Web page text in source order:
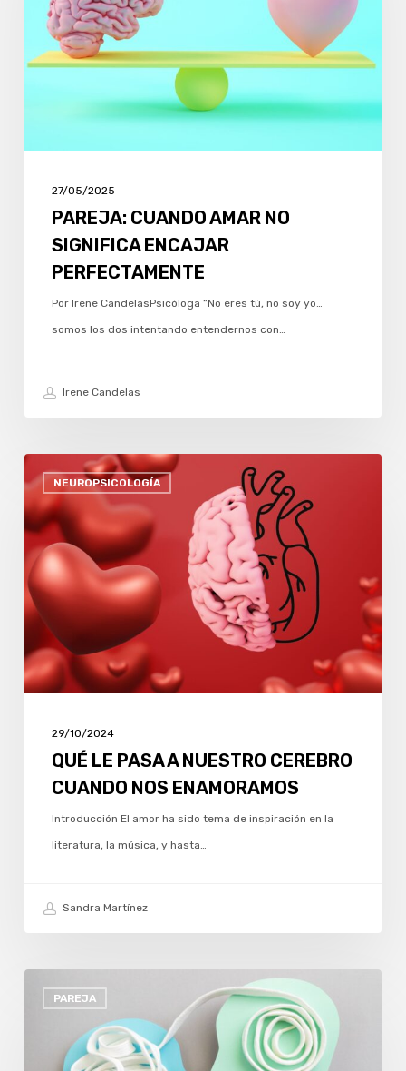
SIGNIFICA
ENCAJAR
27/05/2025
PAREJA: CUANDO AMAR NO
SIGNIFICA ENCAJAR
PERFECTAMENTE
Por Irene CandelasPsicóloga “No eres tú, no soy yo…
somos los dos intentando entendernos con…
Irene Candelas
NEUROPSICOLOGÍA
QUÉ
LE
PASA
NUESTRO
CEREBRO
CUANDO
NOS
ENAMORAMOS
29/10/2024
QUÉ LE PASA A NUESTRO CEREBRO
CUANDO NOS ENAMORAMOS
Introducción El amor ha sido tema de inspiración en la
literatura, la música, y hasta…
Sandra Martínez
PAREJA
EFECTIVA
TERAPIA